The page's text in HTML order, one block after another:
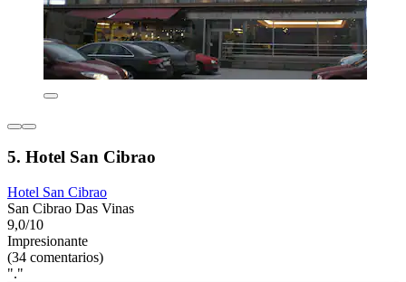
5. Hotel San Cibrao
Hotel San Cibrao
San Cibrao Das Vinas
9,0/10
Impresionante
(34 comentarios)
"."